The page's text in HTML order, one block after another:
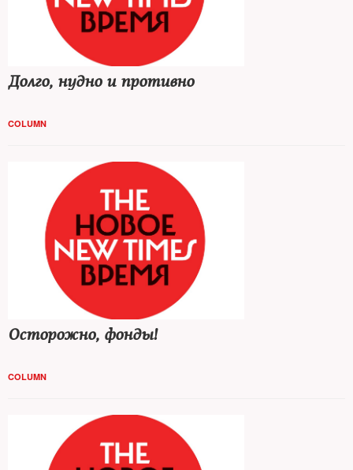
Долго, нудно и противно
COLUMN
Осторожно, фонды!
COLUMN